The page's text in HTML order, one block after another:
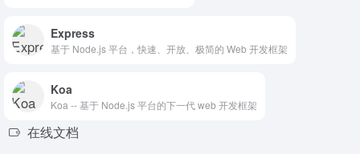
Express
基于 Node.js 平台，快速、开放、极简的 Web 开发框架
Koa
Koa -- 基于 Node.js 平台的下一代 web 开发框架
在线文档